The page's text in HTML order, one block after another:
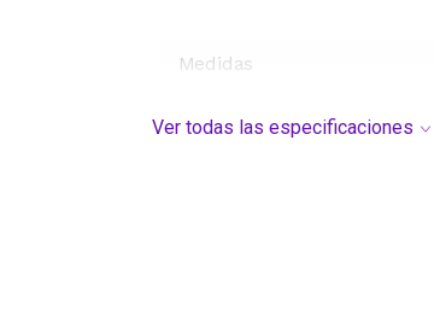
Medidas
Requiere armado
Ver todas las especificaciones